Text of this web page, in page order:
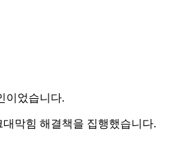
이었습니다.
막힘 해결책을 집행했습니다.